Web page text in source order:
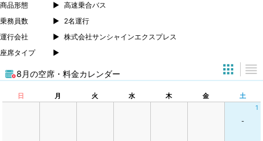
商品形態
高速乗合バス
乗務員数
2名運行
運行会社
株式会社サンシャインエクスプレス
座席タイプ
8月の空席・料金カレンダー
日 月 火 水 木 金
土
1
-